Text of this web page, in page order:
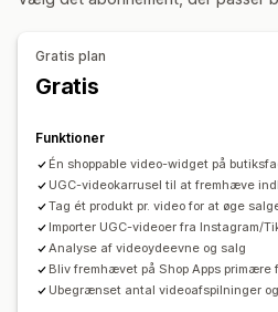
Videoredigering
Videoimport
Pop op-vinduer
Engagementssporing
Gratis plan
Gratis
Funktioner
Én shoppable video-widget på
UGC-videokarrusel til at fremhæve
Tag ét produkt pr. video for at øge
Importer UGC-videoer fra Instagram/
Analyse af videoydeevne og salg
Bliv fremhævet på Shop Apps primære
Ubegrænset antal videoafspilninger